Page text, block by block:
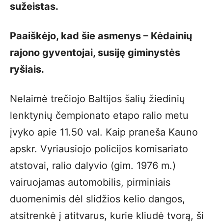
sužeistas.
Paaiškėjo, kad šie asmenys – Kėdainių
rajono gyventojai, susiję giminystės
ryšiais.
Nelaimė trečiojo Baltijos šalių žiedinių
lenktynių čempionato etapo ralio metu
įvyko apie 11.50 val. Kaip praneša Kauno
apskr. Vyriausiojo policijos komisariato
atstovai, ralio dalyvio (gim. 1976 m.)
vairuojamas automobilis, pirminiais
duomenimis dėl slidžios kelio dangos,
atsitrenkė į atitvarus, kurie kliudė tvorą, ši